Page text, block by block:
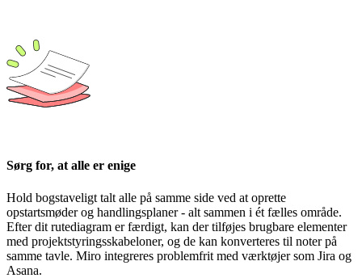
Sørg for, at alle er enige
Hold bogstaveligt talt alle på samme side ved at oprette
opstartsmøder og handlingsplaner - alt sammen i ét fælles område.
Efter dit rutediagram er færdigt, kan der tilføjes brugbare elementer
med projektstyringsskabeloner, og de kan konverteres til noter på
samme tavle. Miro integreres problemfrit med værktøjer som Jira og
Asana.